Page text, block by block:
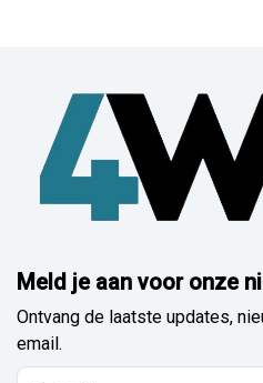
Meld je aan voor onze
Ontvang de laatste updates,
email.